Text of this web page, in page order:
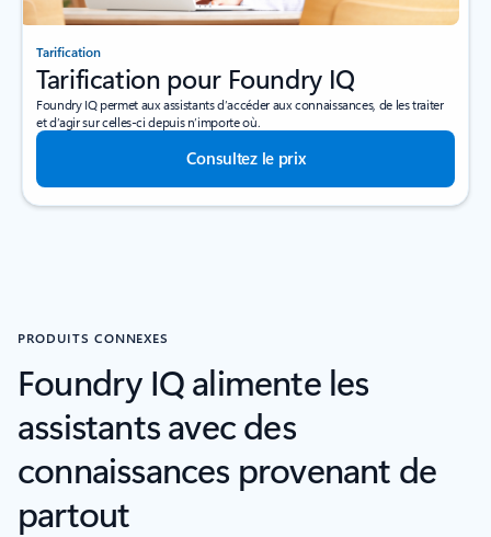
Tarification
Tarification pour Foundry IQ
Foundry IQ permet aux assistants d’accéder aux connaissances, de les traiter
et d’agir sur celles-ci depuis n’importe où.
Consultez le prix
PRODUITS CONNEXES
Foundry IQ alimente les
assistants avec des
connaissances provenant de
partout